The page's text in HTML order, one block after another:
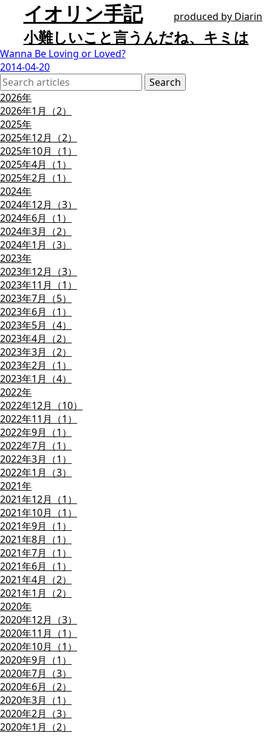
produced by Diarin
イオリン手記
小難しいこと言うんだね、キミは
Wanna Be Loving or Loved?
2014-04-20
2026年
2026年1月（2）
2025年
2025年12月（2）
2025年10月（1）
2025年4月（1）
2025年2月（1）
2024年
2024年12月（3）
2024年6月（1）
2024年3月（2）
2024年1月（3）
2023年
2023年12月（3）
2023年11月（1）
2023年7月（5）
2023年6月（1）
2023年5月（4）
2023年4月（2）
2023年3月（2）
2023年2月（1）
2023年1月（4）
2022年
2022年12月（10）
2022年11月（1）
2022年9月（1）
2022年7月（1）
2022年3月（1）
2022年1月（3）
2021年
2021年12月（1）
2021年10月（1）
2021年9月（1）
2021年8月（1）
2021年7月（1）
2021年6月（1）
2021年4月（2）
2021年1月（2）
2020年
2020年12月（3）
2020年11月（1）
2020年10月（1）
2020年9月（1）
2020年7月（3）
2020年6月（2）
2020年3月（1）
2020年2月（3）
2020年1月（2）